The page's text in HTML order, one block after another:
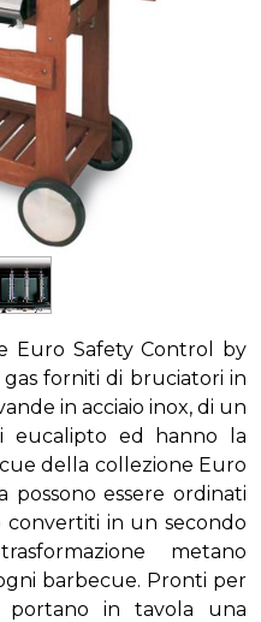
Euro Safety Control by
forniti di bruciatori in
in acciaio inox, di un
eucalipto ed hanno la
della collezione Euro
possono essere ordinati
in un secondo
metano
barbecue. Pronti per
in tavola una